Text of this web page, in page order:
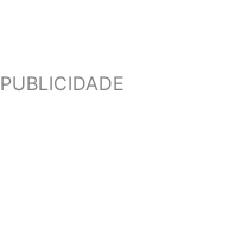
PUBLICIDADE